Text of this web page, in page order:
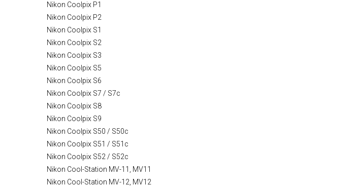
Nikon Coolpix P1
Nikon Coolpix P2
Nikon Coolpix S1
Nikon Coolpix S2
Nikon Coolpix S3
Nikon Coolpix S5
Nikon Coolpix S6
Nikon Coolpix S7 / S7c
Nikon Coolpix S8
Nikon Coolpix S9
Nikon Coolpix S50 / S50c
Nikon Coolpix S51 / S51c
Nikon Coolpix S52 / S52c
Nikon Cool-Station MV-11, MV11
Nikon Cool-Station MV-12, MV12